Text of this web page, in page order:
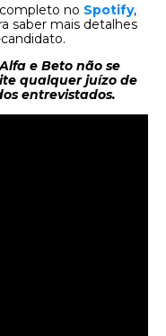
no Spotify,
saber mais detalhes
e Beto não se
qualquer juízo de
entrevistados.